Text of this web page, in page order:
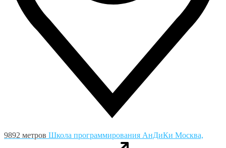
9892 метров Школа программирования АнДиКи Москва,